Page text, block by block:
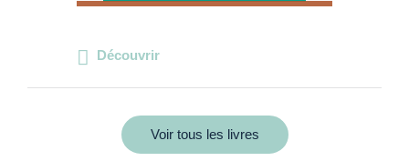
Découvrir
Voir tous les livres